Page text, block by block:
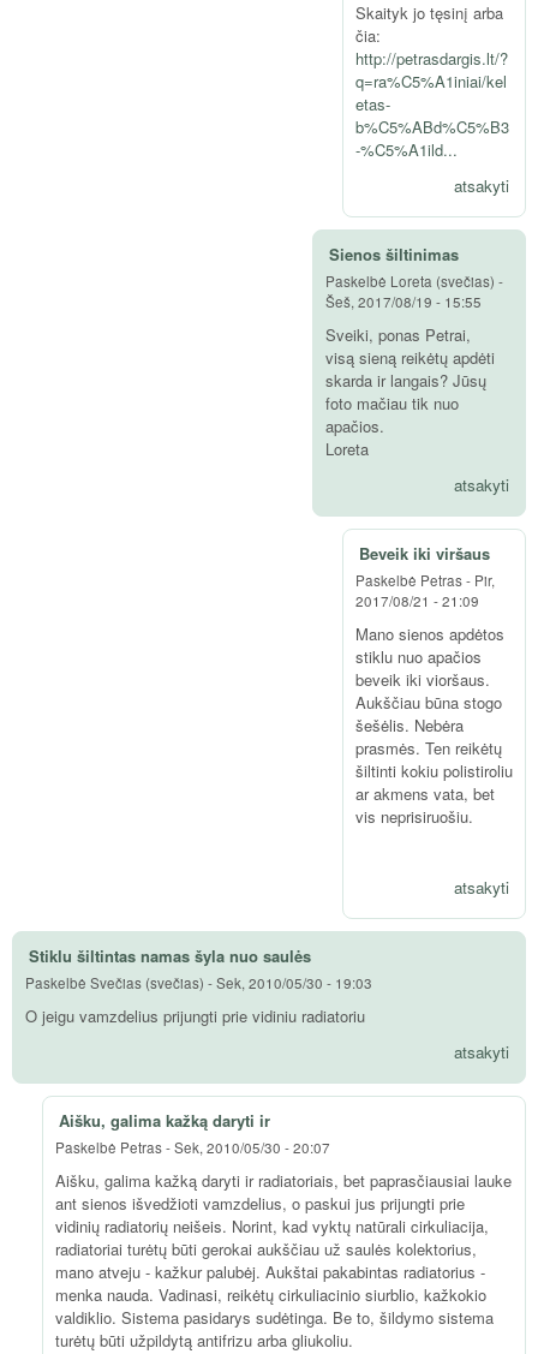
Skaityk jo tęsinį arba
čia:
http://petrasdargis.lt/?
q=ra%C5%A1iniai/kel
etas-
b%C5%ABd%C5%B3
-%C5%A1ild...
atsakyti
Sienos šiltinimas
Paskelbė Loreta (svečias) -
Šeš, 2017/08/19 - 15:55
Sveiki, ponas Petrai,
visą sieną reikėtų apdėti
skarda ir langais? Jūsų
foto mačiau tik nuo
apačios.
Loreta
atsakyti
Beveik iki viršaus
Paskelbė Petras- Pir,
2017/08/21 - 21:09
Mano sienos apdėtos
stiklu nuo apačios
beveik iki vioršaus.
Aukščiau būna stogo
šešėlis. Nebėra
prasmės. Ten reikėtų
šiltinti kokiu polistiroliu
ar akmens vata, bet
vis neprisiruošiu.
atsakyti
Stiklu šiltintas namas šyla nuo saulės
Paskelbė Svečias (svečias) -Sek, 2010/05/30 - 19:03
O jeigu vamzdelius prijungti prie vidiniu radiatoriu
atsakyti
Aišku, galima kažką daryti ir
Paskelbė Petras-Sek, 2010/05/30 - 20:07
Aišku, galima kažką daryti ir radiatoriais, bet paprasčiausiai lauke
ant sienos išvedžioti vamzdelius, o paskui jus prijungti prie
vidinių radiatorių neišeis. Norint, kad vyktų natūrali cirkuliacija,
radiatoriai turėtų būti gerokai aukščiau už saulės kolektorius,
mano atveju - kažkur palubėj. Aukštai pakabintas radiatorius -
menka nauda. Vadinasi, reikėtų cirkuliacinio siurblio, kažkokio
valdiklio. Sistema pasidarys sudėtinga. Be to, šildymo sistema
turėtų būti užpildytą antifrizu arba gliukoliu.